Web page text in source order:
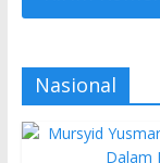
Nasional